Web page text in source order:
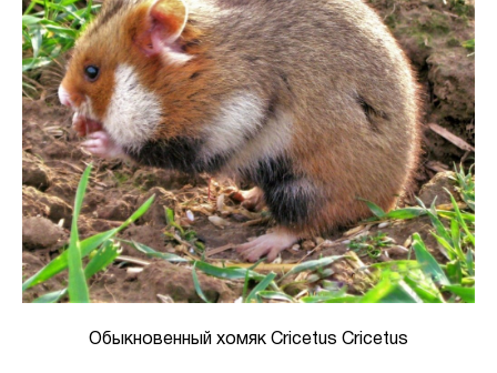
Обыкновенный хомяк Cricetus Cricetus